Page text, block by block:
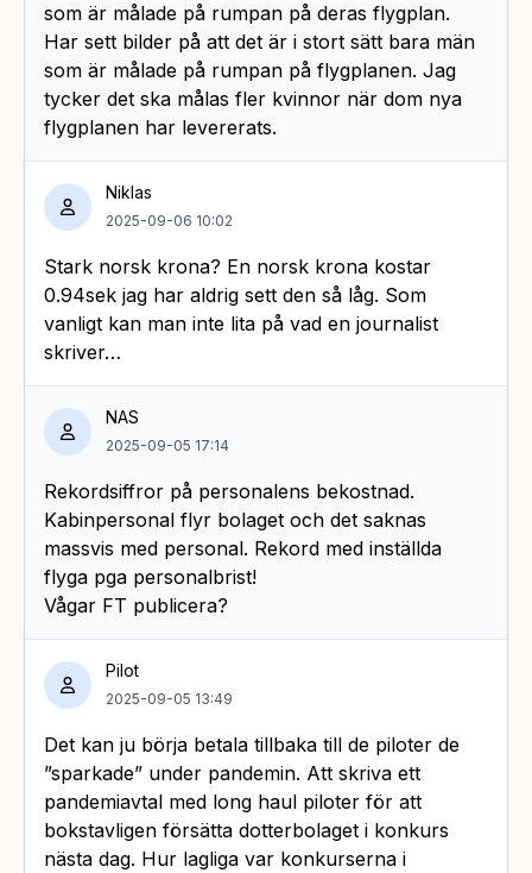
som är målade på rumpan på deras flygplan.
Har sett bilder på att det är i stort sätt bara män
som är målade på rumpan på flygplanen. Jag
tycker det ska målas fler kvinnor när dom nya
flygplanen har levererats.
Niklas
2025-09-06 10:02
Stark norsk krona? En norsk krona kostar
0.94sek jag har aldrig sett den så låg. Som
vanligt kan man inte lita på vad en journalist
skriver…
NAS
2025-09-05 17:14
Rekordsiffror på personalens bekostnad.
Kabinpersonal flyr bolaget och det saknas
massvis med personal. Rekord med inställda
flyga pga personalbrist!
Vågar FT publicera?
Pilot
2025-09-05 13:49
Det kan ju börja betala tillbaka till de piloter de
”sparkade” under pandemin. Att skriva ett
pandemiavtal med long haul piloter för att
bokstavligen försätta dotterbolaget i konkurs
nästa dag. Hur lagliga var konkurserna i